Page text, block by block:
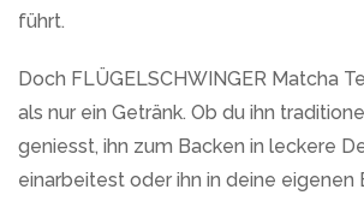
führt.
Doch FLÜGELSCHWINGER Matcha
als nur ein Getränk. Ob du ihn
geniesst, ihn zum Backen in leckere
einarbeitest oder ihn in deine eigenen